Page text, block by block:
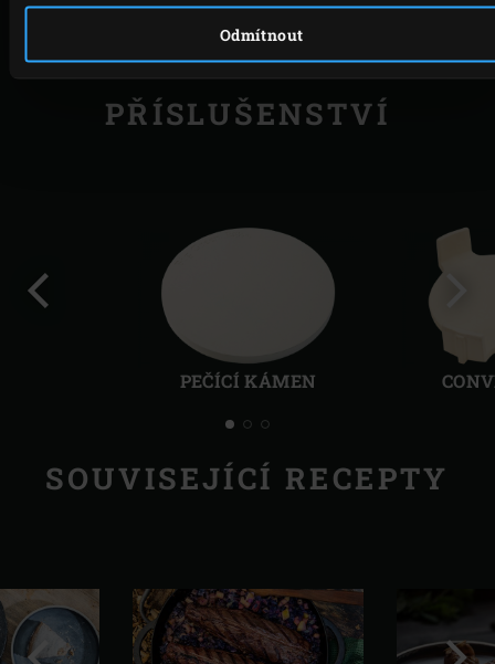
Odmítnout
TISK
PŘÍSLUŠENSTVÍ
PEČÍCÍ KÁMEN
SOUVISEJÍCÍ RECEPTY